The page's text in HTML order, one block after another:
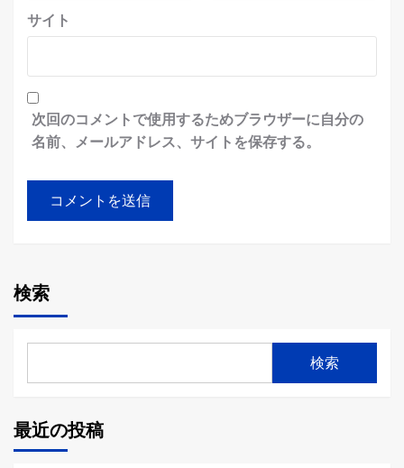
サイト
次回のコメントで使用するためブラウザーに自分の
名前、メールアドレス、サイトを保存する。
検索
検索
最近の投稿